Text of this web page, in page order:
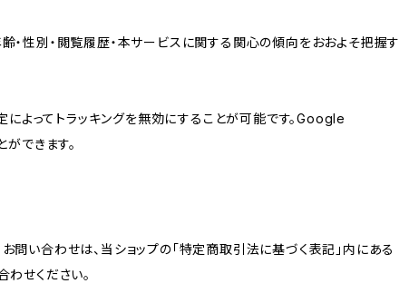
性別・閲覧履歴・本サービスに関する関心の傾向をおおよそ把握す
よってトラッキングを無効にすることが可能です。Google
できます。
い合わせは、当ショップの「特定商取引法に基づく表記」内にある
せください。